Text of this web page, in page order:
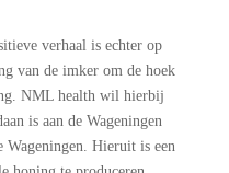
verhaal is echter op
van de imker om de hoek
NML health wil hierbij
is aan de Wageningen
Wageningen. Hieruit is een